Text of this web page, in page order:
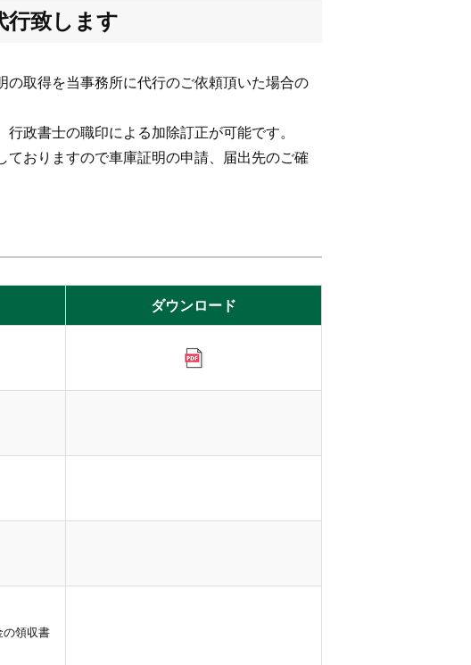
行致します
取得を当事務所に代行のご依頼頂いた場合の
行政書士の職印による加除訂正が可能です。
おりますので車庫証明の申請、届出先のご確
ダウンロード
の領収書